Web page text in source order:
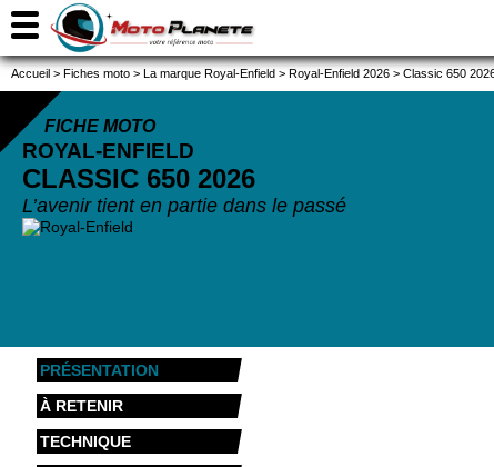
Accueil > Fiches moto > La marque Royal-Enfield > Royal-Enfield 2026 > Classic 650
FICHE MOTO
ROYAL-ENFIELD
CLASSIC 650 2026
L’avenir tient en partie dans le passé
PRÉSENTATION
À RETENIR
TECHNIQUE